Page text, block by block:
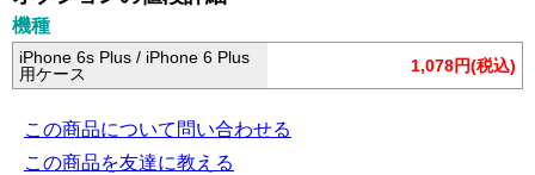
機種
iPhone 6s Plus / iPhone 6 Plus
用ケース
1,078円(税込)
この商品について問い合わせる
この商品を友達に教える